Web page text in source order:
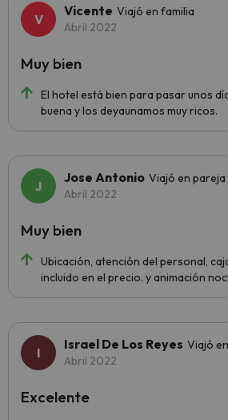
Vicente Viajó en familia
Abril 2022
El hotel está bien para pasar unos
buena y los deyaunamos muy ricos.
Muy bien
Jose Antonio Viajó en pareja
Abril 2022
Ubicación, atención del personal,
incluido en el precio. y animación
Muy bien
Israel De Los Reyes Viajó
Abril 2022
Excelente